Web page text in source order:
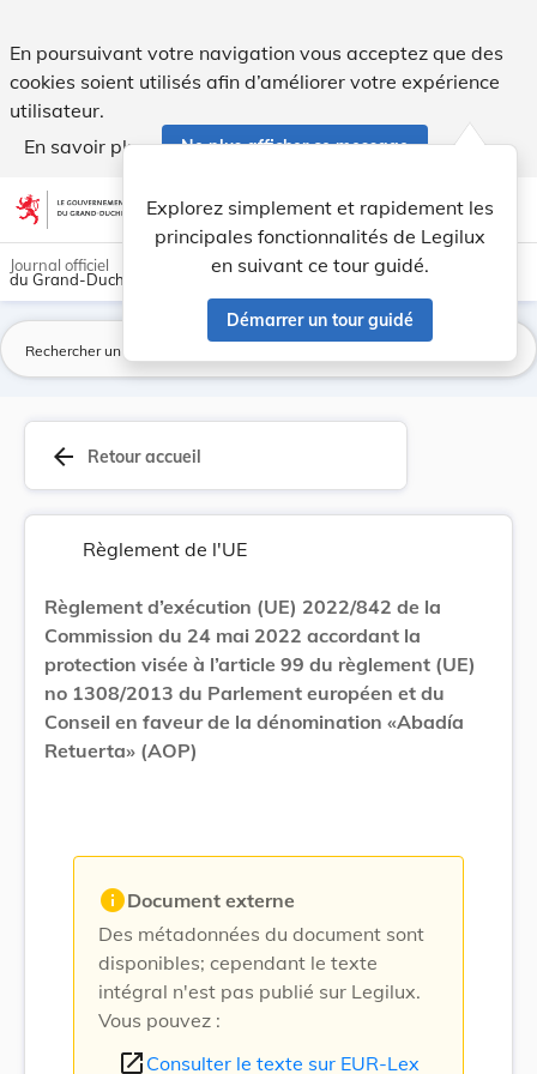
En poursuivant votre navigation vous acceptez que des
cookies soient utilisés afin d’améliorer votre expérience
utilisateur.
En savoir plus
Ne plus afficher ce message
Aller au contenu account_circle help Aide
Explorez simplement et rapidement les
principales fonctionnalités de Legilux
en suivant ce tour guidé.
Démarrer un tour guidé
light_mode dark_mode
Journal officiel
du Grand-Duché de Luxembourg
arrow_back Retour accueil
Règlement de l'UE
Règlement d’exécution (UE) 2022/842 de la
Commission du 24 mai 2022 accordant la
protection visée à l’article 99 du règlement (UE)
no 1308/2013 du Parlement européen et du
Conseil en faveur de la dénomination «Abadía
Retuerta» (AOP)
infoDocument externe
Des métadonnées du document sont
disponibles; cependant le texte
intégral n'est pas publié sur Legilux.
Vous pouvez :
open_in_new Consulter le texte sur EUR-Lex